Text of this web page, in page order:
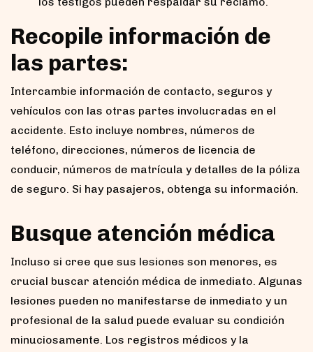
Recopile información de
las partes:
Intercambie información de contacto, seguros y
vehículos con las otras partes involucradas en el
accidente. Esto incluye nombres, números de
teléfono, direcciones, números de licencia de
conducir, números de matrícula y detalles de la póliza
de seguro. Si hay pasajeros, obtenga su información.
Busque atención médica
Incluso si cree que sus lesiones son menores, es
crucial buscar atención médica de inmediato. Algunas
lesiones pueden no manifestarse de inmediato y un
profesional de la salud puede evaluar su condición
minuciosamente. Los registros médicos y la